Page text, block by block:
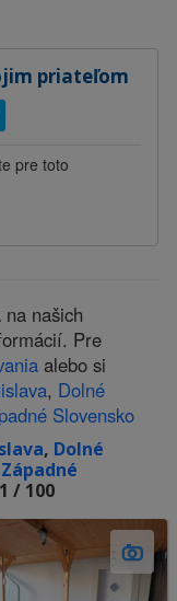
priateľom
pre toto
na našich
Pre
alebo si
, Dolné
Slovensko
, Dolné
Západné
/ 100